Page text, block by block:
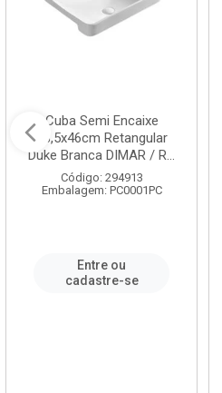
Cuba Semi Encaixe
58,5x46cm Retangular
Duke Branca DIMAR / R...
Código: 294913
Embalagem: PC0001PC
Entre ou
cadastre-se